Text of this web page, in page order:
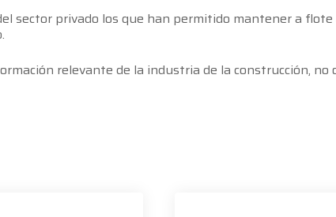
sector privado los que han permitido mantener a
relevante de la industria de la construcción,